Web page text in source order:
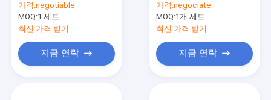
금속 지붕 패널 2단 롤
포밍 머신
가격:negotiable
MOQ:1 세트
최신 가격 받기
지금 연락
을 말아줍니다
가격:negociate
MOQ:1개 세트
최신 가격 받기
지금 연락